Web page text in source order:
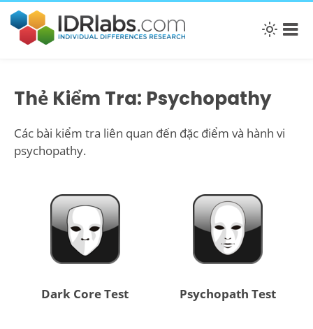
Thẻ Kiểm Tra: Psychopathy
Các bài kiểm tra liên quan đến đặc điểm và hành vi
psychopathy.
Dark Core Test Psychopath Test